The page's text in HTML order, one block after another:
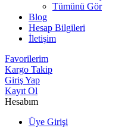
Tümünü Gör
Blog
Hesap Bilgileri
İletişim
Favorilerim
Kargo Takip
Giriş Yap
Kayıt Ol
Hesabım
Üye Girişi